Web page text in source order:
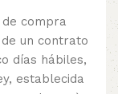
compra
un contrato
días hábiles,
establecida